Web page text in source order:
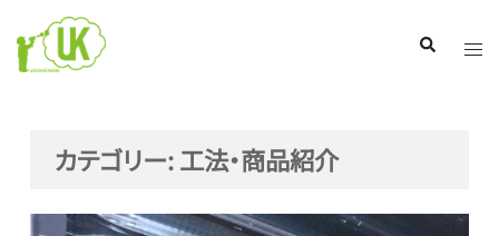
検
索
ト
ー
カテゴリー:工法・商品紹介